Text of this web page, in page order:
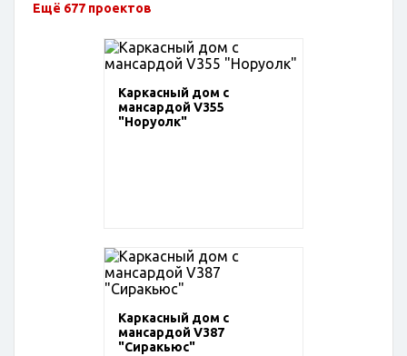
Ещё 677 проектов
Каркасный дом с
мансардой V355
"Норуолк"
Каркасный дом с
мансардой V387
"Сиракьюс"